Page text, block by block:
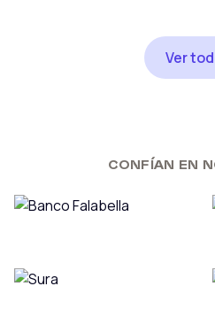
Ver
CONFÍAN EN